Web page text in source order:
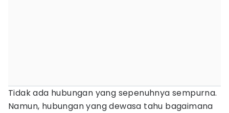
Tidak ada hubungan yang sepenuhnya sempurna.
Namun, hubungan yang dewasa tahu bagaimana